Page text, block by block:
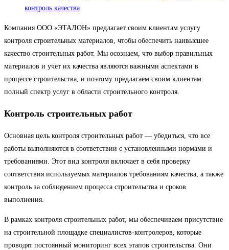
контроль качества
Компания ООО «ЭТАЛОН» предлагает своим клиентам услугу
контроля строительных материалов, чтобы обеспечить наивысшее
качество строительных работ. Мы осознаем, что выбор правильных
материалов и учет их качества являются важными аспектами в
процессе строительства, и поэтому предлагаем своим клиентам
полный спектр услуг в области строительного контроля.
Контроль строительных работ
Основная цель контроля строительных работ — убедиться, что все
работы выполняются в соответствии с установленными нормами и
требованиями. Этот вид контроля включает в себя проверку
соответствия используемых материалов требованиям качества, а также
контроль за соблюдением процесса строительства и сроков
выполнения.
В рамках контроля строительных работ, мы обеспечиваем присутствие
на строительной площадке специалистов-контролеров, которые
проводят постоянный мониторинг всех этапов строительства. Они